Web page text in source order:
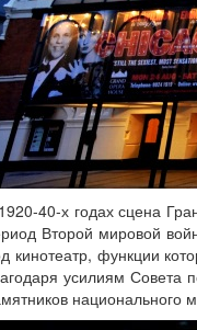
40-х годах сцена
Второй мировой
кинотеатр, функции
усилиям Совета
национального